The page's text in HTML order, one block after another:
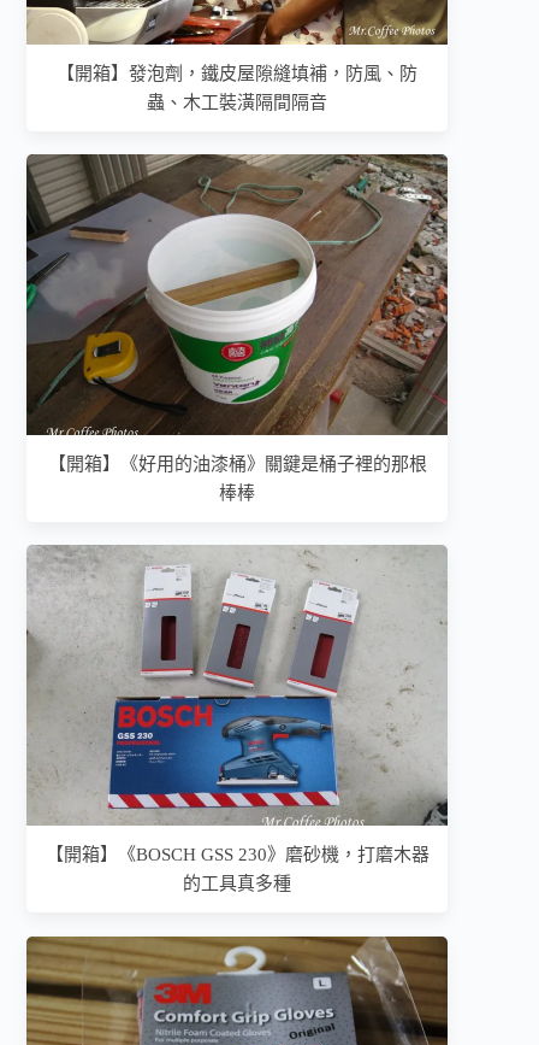
【開箱】發泡劑，鐵皮屋隙縫填補，防風、防
蟲、木工裝潢隔間隔音
【開箱】《好用的油漆桶》關鍵是桶子裡的那根
棒棒
【開箱】《BOSCH GSS 230》磨砂機，打磨木器
的工具真多種